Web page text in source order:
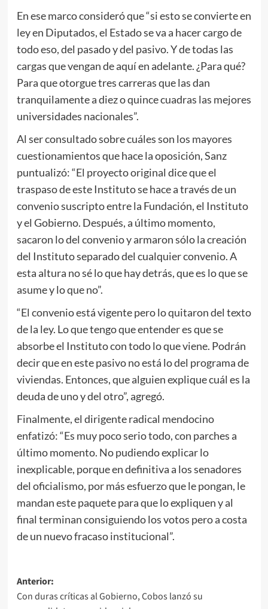
En ese marco consideró que “si esto se convierte en
ley en Diputados, el Estado se va a hacer cargo de
todo eso, del pasado y del pasivo. Y de todas las
cargas que vengan de aquí en adelante. ¿Para qué?
Para que otorgue tres carreras que las dan
tranquilamente a diez o quince cuadras las mejores
universidades nacionales”.
Al ser consultado sobre cuáles son los mayores
cuestionamientos que hace la oposición, Sanz
puntualizó: “El proyecto original dice que el
traspaso de este Instituto se hace a través de un
convenio suscripto entre la Fundación, el Instituto
y el Gobierno. Después, a último momento,
sacaron lo del convenio y armaron sólo la creación
del Instituto separado del cualquier convenio. A
esta altura no sé lo que hay detrás, que es lo que se
asume y lo que no”.
“El convenio está vigente pero lo quitaron del texto
de la ley. Lo que tengo que entender es que se
absorbe el Instituto con todo lo que viene. Podrán
decir que en este pasivo no está lo del programa de
viviendas. Entonces, que alguien explique cuál es la
deuda de uno y del otro”, agregó.
Finalmente, el dirigente radical mendocino
enfatizó: “Es muy poco serio todo, con parches a
último momento. No pudiendo explicar lo
inexplicable, porque en definitiva a los senadores
del oficialismo, por más esfuerzo que le pongan, le
mandan este paquete para que lo expliquen y al
final terminan consiguiendo los votos pero a costa
de un nuevo fracaso institucional”.
Navegación
de
Anterior:
Con duras críticas al Gobierno, Cobos lanzó su